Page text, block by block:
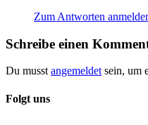
Zum Antworten
Schreibe einen
Du musstangemeldetsein, um
Folgt uns